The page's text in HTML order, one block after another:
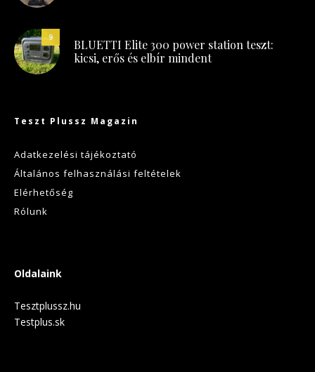
9
BLUETTI Elite 300 power station teszt:
kicsi, erős és elbír mindent
Teszt Plussz Magazin
Adatkezelési tájékoztató
Általános felhasználási feltételek
Elérhetőség
Rólunk
Oldalaink
Tesztplussz.hu
Testplus.sk